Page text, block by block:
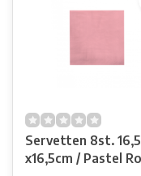
Servetten 8st. 16,5cm
x16,5cm / Pastel